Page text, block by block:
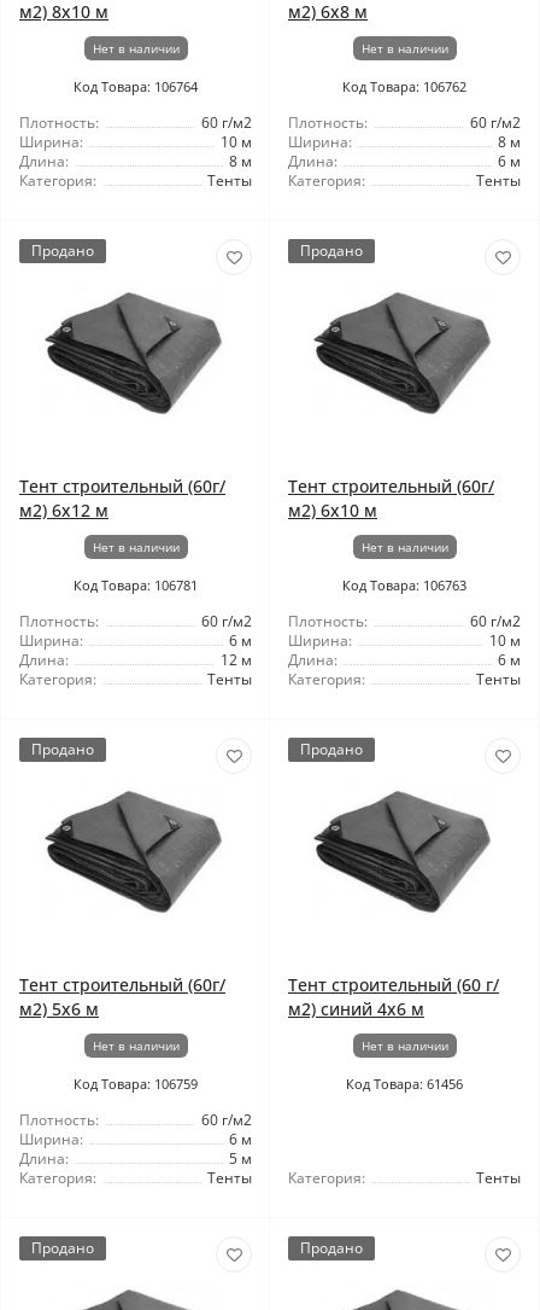
м2) 8x10 м
Нет в наличии
Код Товара: 106764
Плотность:
60 г/м2
Ширина:
10 м
Длина:
8 м
Категория:
Тенты
м2) 6x8 м
Нет в наличии
Код Товара: 106762
Плотность:
60 г/м2
Ширина:
8 м
Длина:
6 м
Категория:
Тенты
Продано
Тент строительный (60г/
м2) 6x12 м
Нет в наличии
Код Товара: 106781
Плотность:
60 г/м2
Ширина:
6 м
Длина:
12 м
Категория:
Тенты
Продано
Тент строительный (60г/
м2) 6x10 м
Нет в наличии
Код Товара: 106763
Плотность:
60 г/м2
Ширина:
10 м
Длина:
6 м
Категория:
Тенты
Продано
Тент строительный (60г/
м2) 5x6 м
Нет в наличии
Код Товара: 106759
Плотность:
60 г/м2
Ширина:
6 м
Длина:
5 м
Категория:
Тенты
Продано
Тент строительный (60 г/
м2) синий 4х6 м
Нет в наличии
Код Товара: 61456
Категория: Тенты
Продано Продано